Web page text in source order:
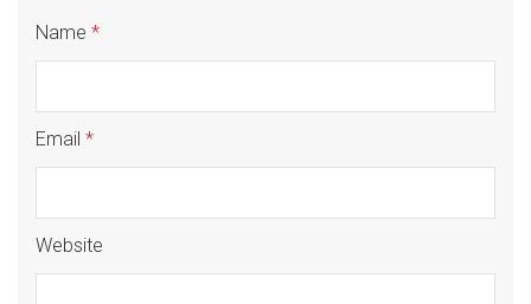
Name *
Email *
Website